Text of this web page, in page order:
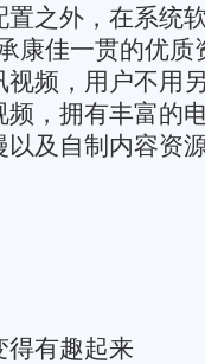
之外，在系统
康佳一贯的优质
频，用户不用
，拥有丰富的
及自制内容资
有趣起来